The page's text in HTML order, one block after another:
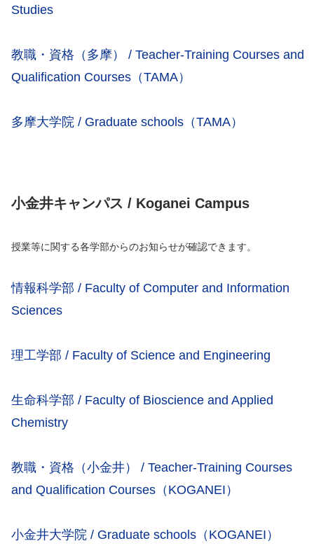
Studies
教職・資格（多摩） / Teacher-Training Courses and
Qualification Courses（TAMA）
多摩大学院 / Graduate schools（TAMA）
小金井キャンパス / Koganei Campus
授業等に関する各学部からのお知らせが確認できます。
情報科学部 / Faculty of Computer and Information
Sciences
理工学部 / Faculty of Science and Engineering
生命科学部 / Faculty of Bioscience and Applied
Chemistry
教職・資格（小金井） / Teacher-Training Courses
and Qualification Courses（KOGANEI）
小金井大学院 / Graduate schools（KOGANEI）